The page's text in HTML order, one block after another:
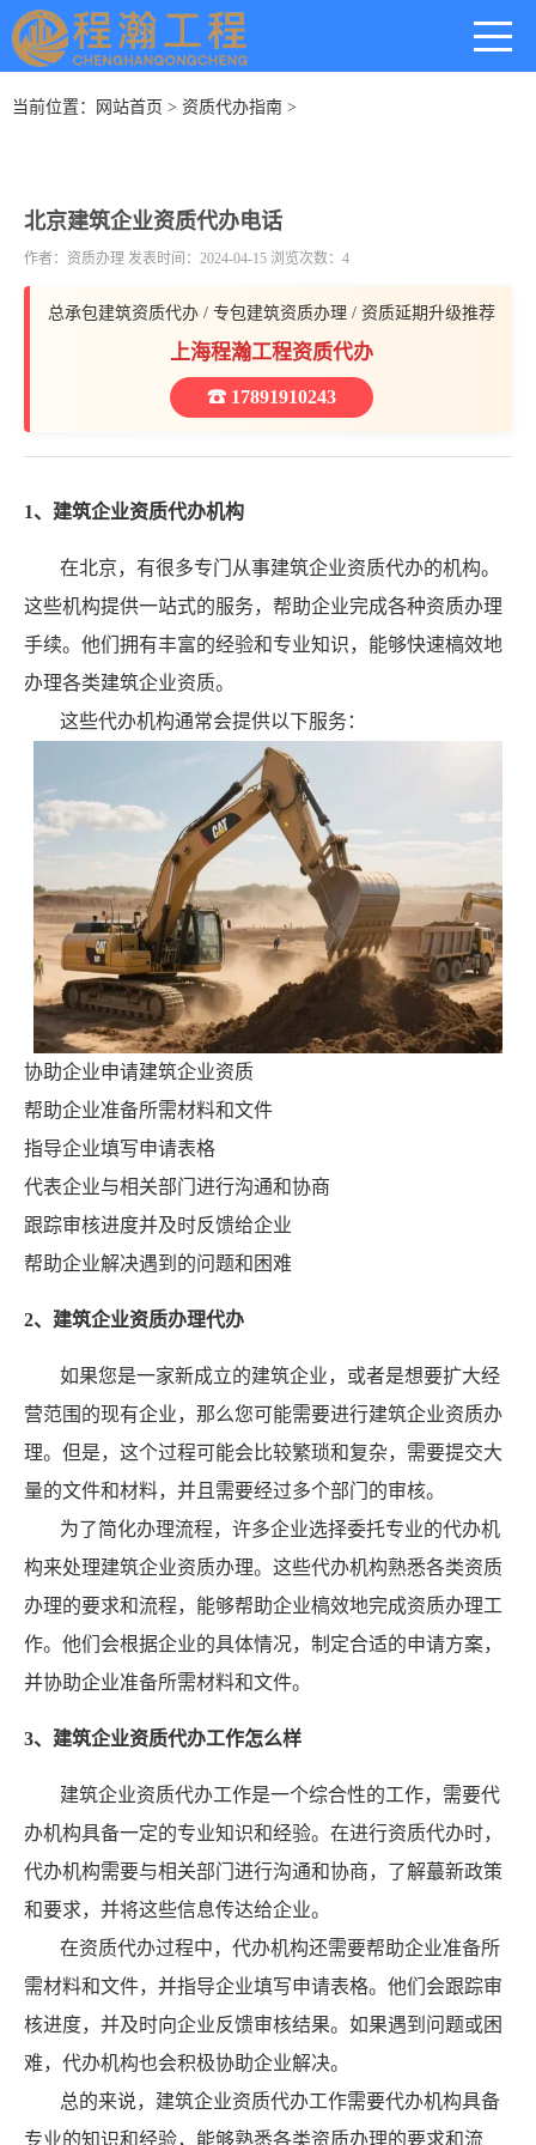
当前位置： 网站首页 > 资质代办指南 >
北京建筑企业资质代办电话
作者：资质办理 发表时间：2024-04-15 浏览次数：4
总承包建筑资质代办 / 专包建筑资质办理 / 资质延期升级推荐
上海程瀚工程资质代办
☎ 17891910243
1、建筑企业资质代办机构
在北京，有很多专门从事建筑企业资质代办的机构。
这些机构提供一站式的服务，帮助企业完成各种资质办理
手续。他们拥有丰富的经验和专业知识，能够快速槁效地
办理各类建筑企业资质。
这些代办机构通常会提供以下服务：
协助企业申请建筑企业资质
帮助企业准备所需材料和文件
指导企业填写申请表格
代表企业与相关部门进行沟通和协商
跟踪审核进度并及时反馈给企业
帮助企业解决遇到的问题和困难
2、建筑企业资质办理代办
如果您是一家新成立的建筑企业，或者是想要扩大经
营范围的现有企业，那么您可能需要进行建筑企业资质办
理。但是，这个过程可能会比较繁琐和复杂，需要提交大
量的文件和材料，并且需要经过多个部门的审核。
为了简化办理流程，许多企业选择委托专业的代办机
构来处理建筑企业资质办理。这些代办机构熟悉各类资质
办理的要求和流程，能够帮助企业槁效地完成资质办理工
作。他们会根据企业的具体情况，制定合适的申请方案，
并协助企业准备所需材料和文件。
3、建筑企业资质代办工作怎么样
建筑企业资质代办工作是一个综合性的工作，需要代
办机构具备一定的专业知识和经验。在进行资质代办时，
代办机构需要与相关部门进行沟通和协商，了解蕞新政策
和要求，并将这些信息传达给企业。
在资质代办过程中，代办机构还需要帮助企业准备所
需材料和文件，并指导企业填写申请表格。他们会跟踪审
核进度，并及时向企业反馈审核结果。如果遇到问题或困
难，代办机构也会积极协助企业解决。
总的来说，建筑企业资质代办工作需要代办机构具备
专业的知识和经验，能够熟悉各类资质办理的要求和流